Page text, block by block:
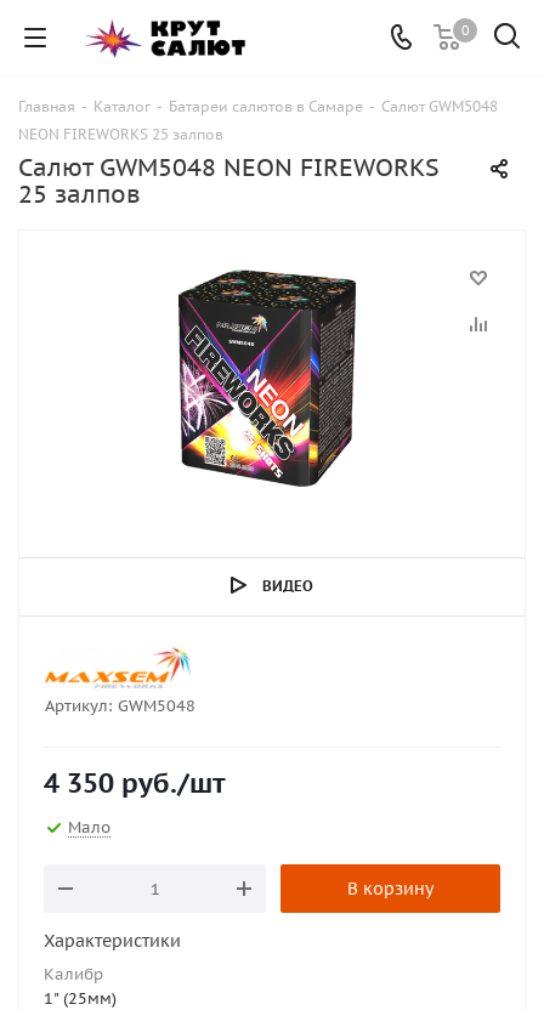
0
Главная - Каталог - Батареи салютов в Самаре - Салют GWM5048
NEON FIREWORKS 25 залпов
Салют GWM5048 NEON FIREWORKS
25 залпов
ВИДЕО
Артикул: GWM5048
4 350 руб./шт
Мало
В корзину
Характеристики
Калибр
1" (25мм)